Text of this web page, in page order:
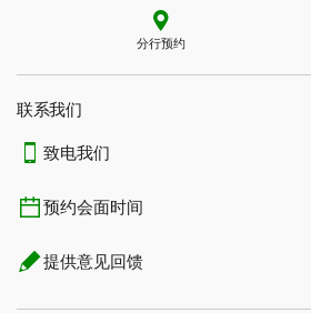
分行预约
联系我们​​​​​​​
致电我们
预约会面时间
提供意见回馈